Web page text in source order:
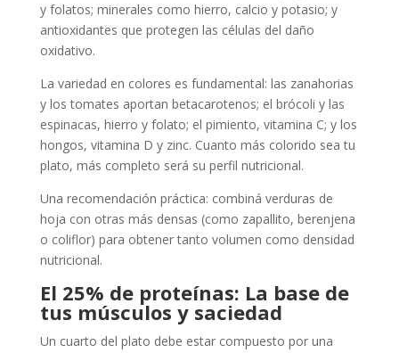
y folatos; minerales como hierro, calcio y potasio; y
antioxidantes que protegen las células del daño
oxidativo.
La variedad en colores es fundamental: las zanahorias
y los tomates aportan betacarotenos; el brócoli y las
espinacas, hierro y folato; el pimiento, vitamina C; y los
hongos, vitamina D y zinc. Cuanto más colorido sea tu
plato, más completo será su perfil nutricional.
Una recomendación práctica: combiná verduras de
hoja con otras más densas (como zapallito, berenjena
o coliflor) para obtener tanto volumen como densidad
nutricional.
El 25% de proteínas: La base de
tus músculos y saciedad
Un cuarto del plato debe estar compuesto por una